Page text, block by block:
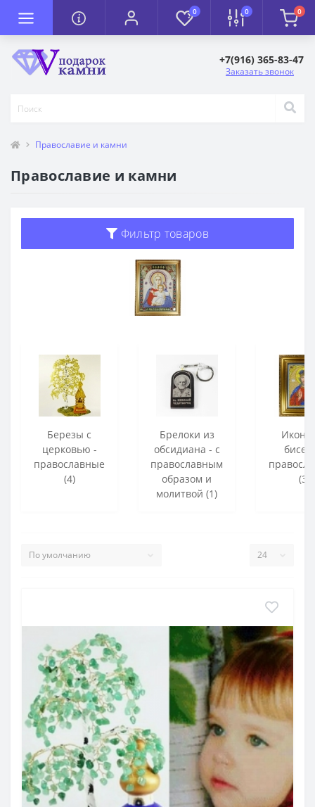
0 0 0
+7(916) 365-83-47
Заказать звонок
Православие и камни
Православие и камни
Фильтр товаров
Березы с
церковью -
православные
(4)
Брелоки из
обсидиана - с
православным
образом и
молитвой (1)
Иконы
(3)